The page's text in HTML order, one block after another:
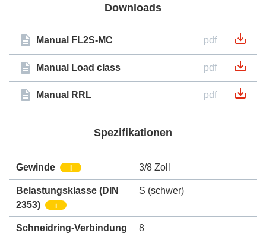
Downloads
Manual FL2S-MC pdf
Manual Load class pdf
Manual RRL pdf
Spezifikationen
Gewinde i 3/8 Zoll
Belastungsklasse (DIN
2353)
i
S (schwer)
Schneidring-Verbindung
8